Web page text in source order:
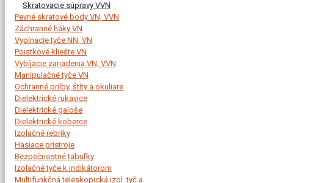
Skratovacie súpravy VVN
Pevné skratové body VN, VVN
Záchranné háky VN
Vypínacie tyče NN, VN
Poistkové kliešte VN
Vybíjacie zariadenia VN, VVN
Manipulačné tyče VN
Ochranné prilby, štíty a okuliare
Dielektrické rukavice
Dielektrické galoše
Dielektrické koberce
Izolačné rebríky
Hasiace prístroje
Bezpečnostné tabuľky
Izolačné tyče k indikátorom
Multifunkčná teleskopická izol. tyč a